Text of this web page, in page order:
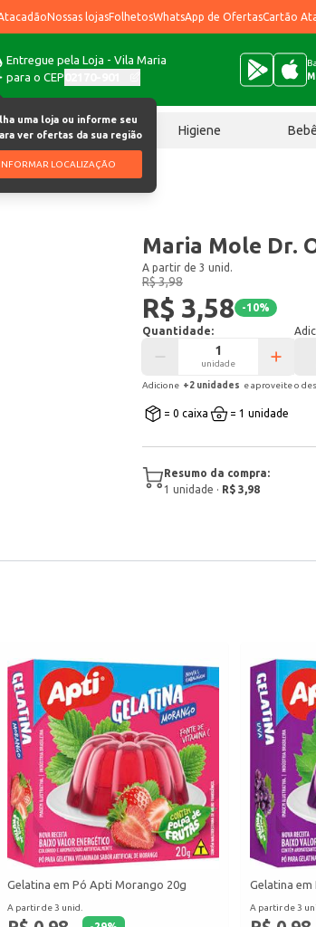
Nossas lojasFolhetosWhatsApp de OfertasCartão
Entregue pela Loja - Vila Maria
para o CEP
uma loja ou informe seu
ver ofertas da sua região
INFORMAR LOCALIZAÇÃO
Chocolates Higiene
Maria Mole Dr.
A partir de 3 unid.
R$ 3,98
R$ 3,58 -10%
Quantidade:
unidade
Adicione +2 unidades e aproveite o
= 0 caixa = 1 unidade
Resumo da compra:
1 unidade · R$ 3,98
Gelatina em Pó Apti Morango 20g
A partir de 3 unid.
Gelatina em
A partir de 3